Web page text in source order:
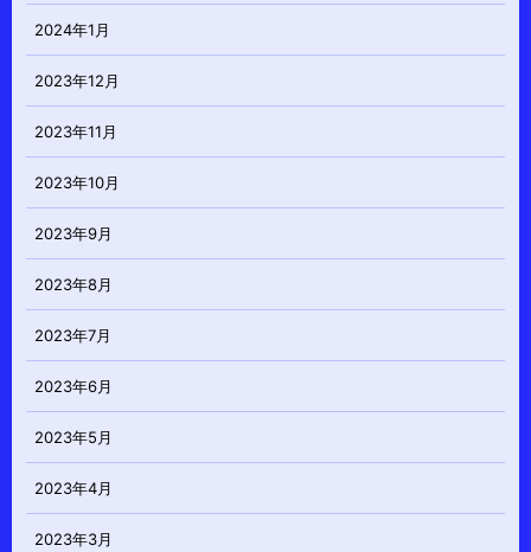
2024年1月
2023年12月
2023年11月
2023年10月
2023年9月
2023年8月
2023年7月
2023年6月
2023年5月
2023年4月
2023年3月